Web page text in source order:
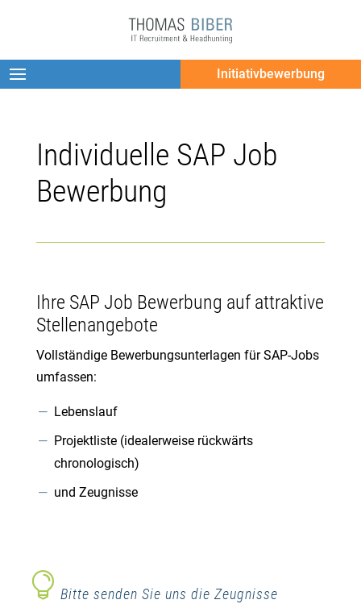
Initiativbewerbung
Individuelle SAP Job
Bewerbung
Ihre SAP Job Bewerbung auf attraktive
Stellenangebote
Vollständige Bewerbungsunterlagen für SAP-Jobs
umfassen:
Lebenslauf
Projektliste (idealerweise rückwärts
chronologisch)
und Zeugnisse
Bitte senden Sie uns die Zeugnisse